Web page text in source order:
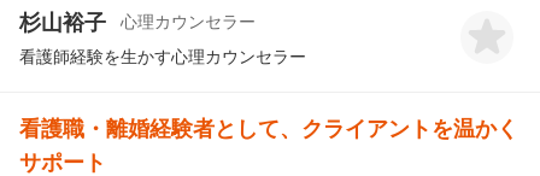
杉山裕子
心理カウンセラー
看護師経験を生かす心理カウンセラー
看護職・離婚経験者として、クライアントを温かく
サポート